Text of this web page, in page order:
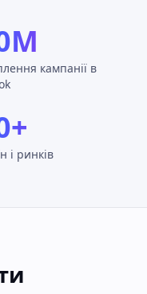
кампанії в
і ринків